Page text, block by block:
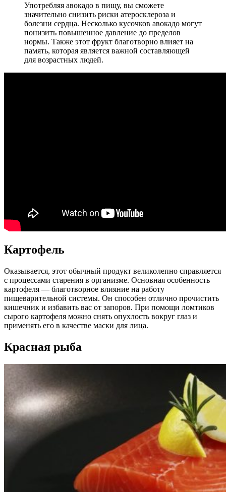
Употребляя авокадо в пищу, вы сможете
значительно снизить риски атеросклероза и
болезни сердца. Несколько кусочков авокадо могут
понизить повышенное давление до пределов
нормы. Также этот фрукт благотворно влияет на
память, которая является важной составляющей
для возрастных людей.
Картофель
Оказывается, этот обычный продукт великолепно справляется
с процессами старения в организме. Основная особенность
картофеля — благотворное влияние на работу
пищеварительной системы. Он способен отлично прочистить
кишечник и избавить вас от запоров. При помощи ломтиков
сырого картофеля можно снять опухлость вокруг глаз и
применять его в качестве маски для лица.
Красная рыба